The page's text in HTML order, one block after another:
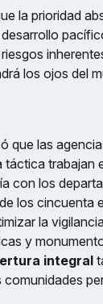
la prioridad
los ojos del
que las
táctica trabajan
con los
de los cincuenta
la
y
integral